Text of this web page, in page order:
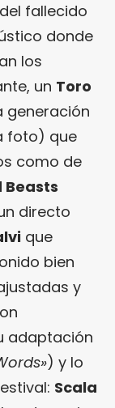
fallecido
donde
los
un Toro
generación
foto) que
como de
Beasts
directo
que
bien
y
adaptación
) y lo
Scala